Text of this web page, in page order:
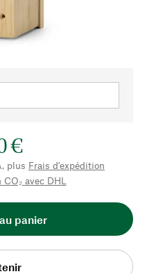
€
plus Frais d'expédition
avec DHL
panier